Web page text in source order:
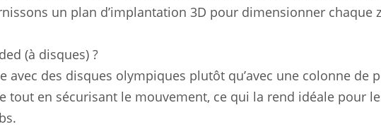
un plan d’implantation 3D pour dimensionner chaque
(à disques) ?
avec des disques olympiques plutôt qu’avec une colonne de
en sécurisant le mouvement, ce qui la rend idéale pour